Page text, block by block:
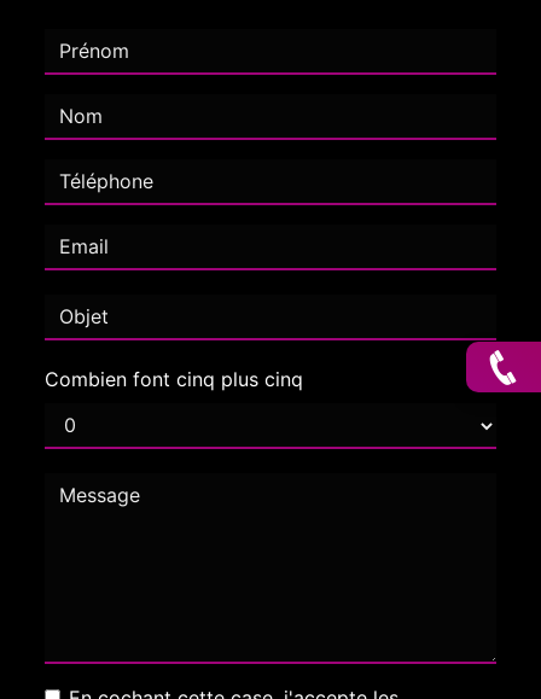
Combien font cinq plus cinq